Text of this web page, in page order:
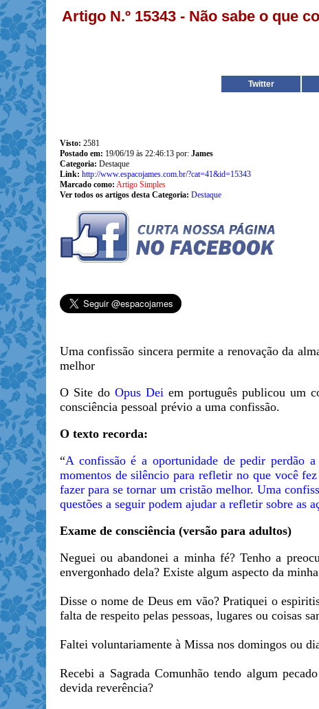
Artigo N.º 15343 - Não sabe o que
Twitter
Visto: 2581
Postado em: 19/06/19 às 22:46:13 por: James
Categoria: Destaque
Link: http://www.espacojames.com.br/?cat=41&id=15343
Marcado como: Artigo Simples
Ver todos os artigos desta Categoria: Destaque
Uma confissão sincera permite a renovação da
melhor
O Site do Opus Dei em português publicou um
consciência pessoal prévio a uma confissão.
O texto recorda:
“A confissão é a oportunidade de pedir perdão
momentos de silêncio para refletir no que você
fazer para se tornar um cristão melhor. Uma
questões a seguir podem ajudar a refletir sobre as
Exame de consciência (versão para adultos)
Neguei ou abandonei a minha fé? Tenho a
envergonhado dela? Existe algum aspecto da
Disse o nome de Deus em vão? Pratiquei o
falta de respeito pelas pessoas, lugares ou coisas
Faltei voluntariamente à Missa nos domingos ou
Recebi a Sagrada Comunhão tendo algum
devida reverência?